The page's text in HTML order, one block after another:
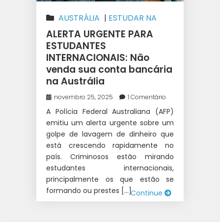
AUSTRÁLIA | ESTUDAR NA
AUSTRÁLIA |ESTUDOS E
TRABALHO INTERCÂMBIO
DINHEIRO NO INTERCÂMBIO
INTERCÂMBIO |TRABALHAR
DURANTE O INTERCÂMBIO
WEST 1 INTERCÂMBIO
ALERTA URGENTE PARA
ESTUDANTES
INTERNACIONAIS: Não
venda sua conta bancária
na Austrália
novembro 25, 2025 1 Comentário
A Polícia Federal Australiana (AFP)
emitiu um alerta urgente sobre um
golpe de lavagem de dinheiro que
está crescendo rapidamente no
país. Criminosos estão mirando
estudantes internacionais,
principalmente os que estão se
formando ou prestes […]Continue